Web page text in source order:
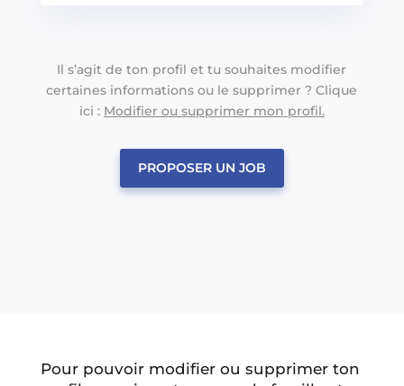
Il s’agit de ton profil et tu souhaites modifier
certaines informations ou le supprimer ? Clique
ici : Modifier ou supprimer mon profil.
PROPOSER UN JOB
Pour pouvoir modifier ou supprimer ton